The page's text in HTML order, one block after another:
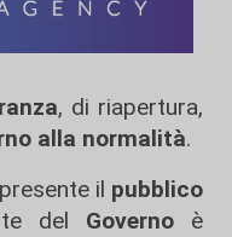
, di riapertura,
alla normalità.
il pubblico
del Governo è